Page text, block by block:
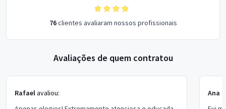
76clientes avaliaram nossos profissionais
Avaliações de quem contratou
Rafaelavaliou:
Ana